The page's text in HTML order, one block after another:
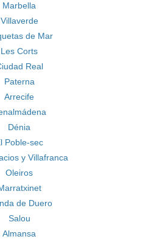
Marbella
Villaverde
de Mar
Les Corts
Real
Paterna
Arrecife
Dénia
Poble-sec
y Villafranca
Oleiros
de Duero
Salou
Almansa